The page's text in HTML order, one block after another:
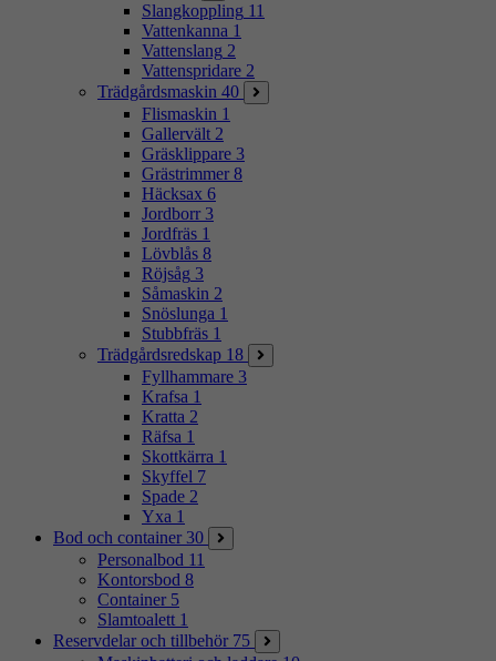
Slangkoppling 11
Vattenkanna 1
Vattenslang 2
Vattenspridare 2
Trädgårdsmaskin 40
Flismaskin 1
Gallervält 2
Gräsklippare 3
Grästrimmer 8
Häcksax 6
Jordborr 3
Jordfräs 1
Lövblås 8
Röjsåg 3
Såmaskin 2
Snöslunga 1
Stubbfräs 1
Trädgårdsredskap 18
Fyllhammare 3
Krafsa 1
Kratta 2
Räfsa 1
Skottkärra 1
Skyffel 7
Spade 2
Yxa 1
Bod och container 30
Personalbod 11
Kontorsbod 8
Container 5
Slamtoalett 1
Reservdelar och tillbehör 75